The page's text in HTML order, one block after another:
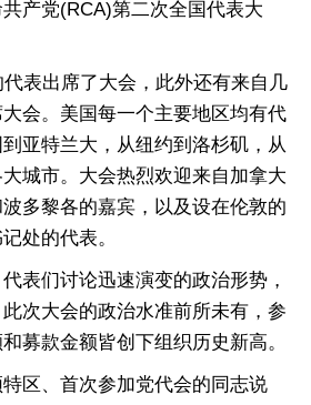
产党(RCA)第二次全国代表大
出席了大会，此外还有来自几
会。美国每一个主要地区均有代
亚特兰大，从纽约到洛杉矶，从
城市。大会热烈欢迎来自加拿大
多黎各的嘉宾，以及设在伦敦的
处的代表。
们讨论迅速演变的政治形势，
次大会的政治水准前所未有，参
募款金额皆创下组织历史新高。
、首次参加党代会的同志说